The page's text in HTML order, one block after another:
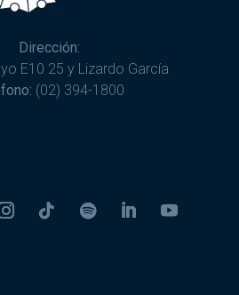
Dirección:
E10 25 y Lizardo García
(02) 394-1800